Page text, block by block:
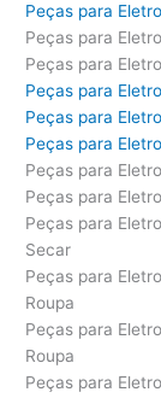
Peças para
Peças para
Peças para
Peças para
Peças para
Peças para
Peças para
Peças para
Peças para
Secar
Peças para
Roupa
Peças para
Roupa
Peças para